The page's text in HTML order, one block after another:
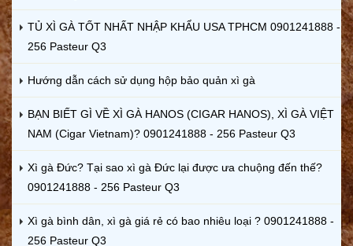
TỦ XÌ GÀ TỐT NHẤT NHẬP KHẨU USA TPHCM 0901241888 -
256 Pasteur Q3
Hướng dẫn cách sử dụng hộp bảo quản xì gà
BẠN BIẾT GÌ VỀ XÌ GÀ HANOS (CIGAR HANOS), XÌ GÀ VIỆT
NAM (Cigar Vietnam)? 0901241888 - 256 Pasteur Q3
Xì gà Đức? Tại sao xì gà Đức lại được ưa chuộng đến thế?
0901241888 - 256 Pasteur Q3
Xì gà bình dân, xì gà giá rẻ có bao nhiêu loại ? 0901241888 -
256 Pasteur Q3